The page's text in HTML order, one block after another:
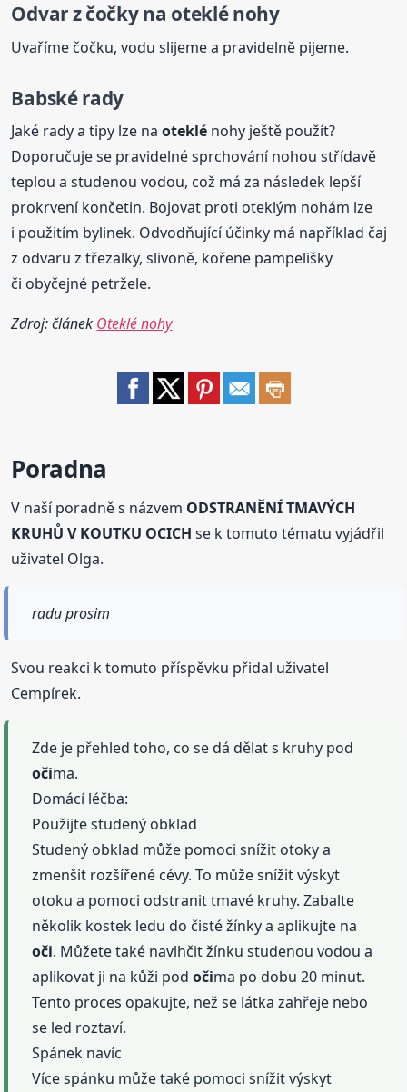
Odvar z čočky na oteklénohy
Uvaříme čočku, vodu slijeme a pravidelně pijeme.
Babské rady
Jaké rady a tipy lze naoteklé nohy ještě použít?
Doporučuje se pravidelné sprchování nohou střídavě
teplou a studenou vodou, což má za následek lepší
prokrvení končetin. Bojovat proti oteklým nohám lze
i použitím bylinek. Odvodňující účinky má například čaj
z odvaru z třezalky, slivoně, kořene pampelišky
či obyčejné petržele.
Zdroj: článek Oteklé nohy
Poradna
V naší poradně s názvem ODSTRANĚNÍ TMAVÝCH
KRUHŮ V KOUTKU OCICH se k tomuto tématu vyjádřil
uživatel Olga.
radu prosim
Svou reakci k tomuto příspěvku přidal uživatel
Cempírek.
Zde je přehled toho, co se dá dělat s kruhy pod
očima.
Domácí léčba:
Použijte studený obklad
Studený obklad může pomoci snížit otoky a
zmenšit rozšířené cévy. To může snížit výskyt
otoku a pomoci odstranit tmavé kruhy. Zabalte
několik kostek ledu do čisté žínky a aplikujte na
oči. Můžete také navlhčit žínku studenou vodou a
aplikovat ji na kůži podočima po dobu 20 minut.
Tento proces opakujte, než se látka zahřeje nebo
se led roztaví.
Spánek navíc
Více spánku může také pomoci snížit výskyt